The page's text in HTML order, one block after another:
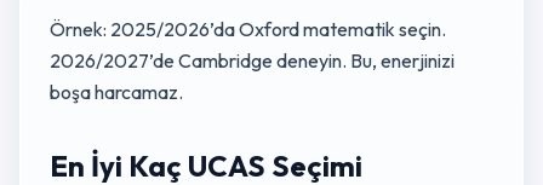
Örnek: 2025/2026’da Oxford matematik seçin.
2026/2027’de Cambridge deneyin. Bu, enerjinizi
boşa harcamaz.
En İyi Kaç UCAS Seçimi